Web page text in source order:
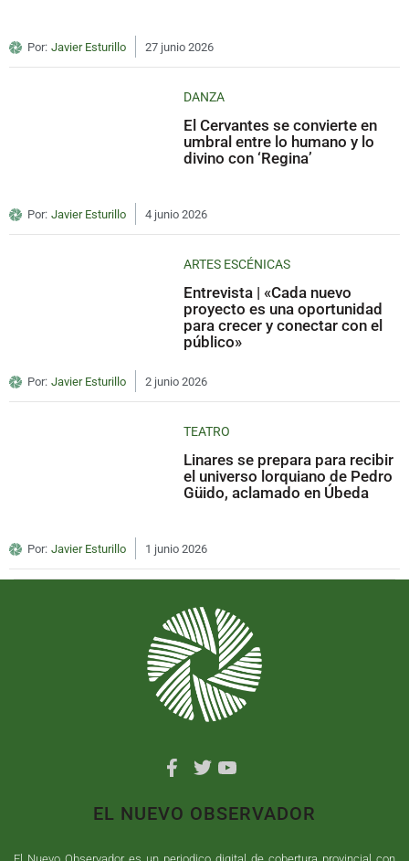
Por: Javier Esturillo 27 junio 2026
DANZA
El Cervantes se convierte en
umbral entre lo humano y lo
divino con ‘Regina’
Por: Javier Esturillo 4 junio 2026
ARTES ESCÉNICAS
Entrevista | «Cada nuevo
proyecto es una oportunidad
para crecer y conectar con el
público»
Por: Javier Esturillo 2 junio 2026
TEATRO
Linares se prepara para recibir
el universo lorquiano de Pedro
Güido, aclamado en Úbeda
Por: Javier Esturillo 1 junio 2026
EL NUEVO OBSERVADOR